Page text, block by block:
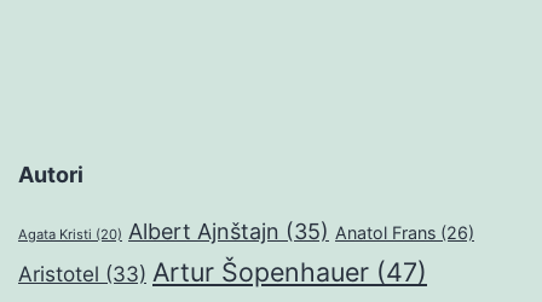
Autori
Agata Kristi (20) Albert Ajnštajn (35) Anatol Frans (26)
Aristotel (33) Artur Šopenhauer (47)